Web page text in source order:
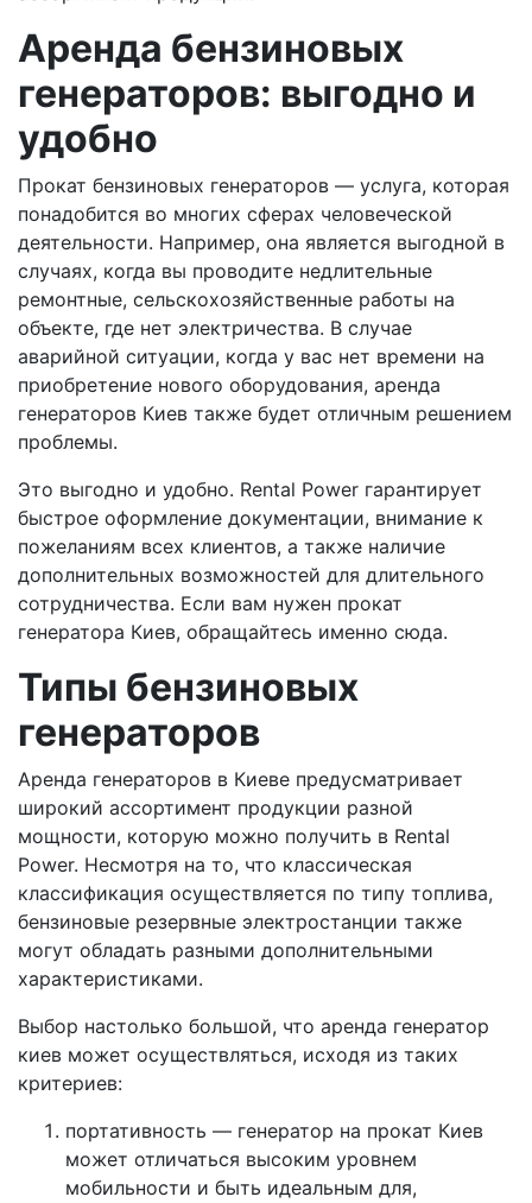
Аренда бензиновых
генераторов: выгодно и
удобно
Прокат бензиновых генераторов — услуга, которая
понадобится во многих сферах человеческой
деятельности. Например, она является выгодной в
случаях, когда вы проводите недлительные
ремонтные, сельскохозяйственные работы на
объекте, где нет электричества. В случае
аварийной ситуации, когда у вас нет времени на
приобретение нового оборудования, аренда
генераторов Киев также будет отличным решением
проблемы.
Это выгодно и удобно. Rental Power гарантирует
быстрое оформление документации, внимание к
пожеланиям всех клиентов, а также наличие
дополнительных возможностей для длительного
сотрудничества. Если вам нужен прокат
генератора Киев, обращайтесь именно сюда.
Типы бензиновых
генераторов
Аренда генераторов в Киеве предусматривает
широкий ассортимент продукции разной
мощности, которую можно получить в Rental
Power. Несмотря на то, что классическая
классификация осуществляется по типу топлива,
бензиновые резервные электростанции также
могут обладать разными дополнительными
характеристиками.
Выбор настолько большой, что аренда генератор
киев может осуществляться, исходя из таких
критериев:
портативность — генератор на прокат Киев
может отличаться высоким уровнем
мобильности и быть идеальным для,